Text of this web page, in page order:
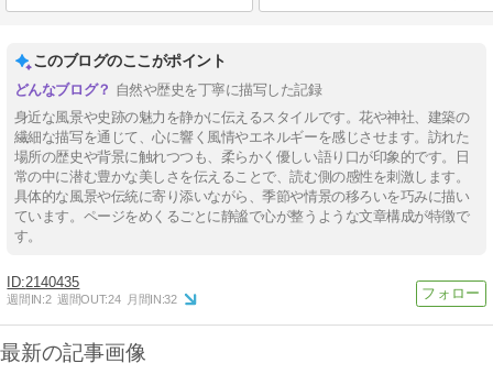
このブログのここがポイント
自然や歴史を丁寧に描写した記録
身近な風景や史跡の魅力を静かに伝えるスタイルです。花や神社、建築の
繊細な描写を通じて、心に響く風情やエネルギーを感じさせます。訪れた
場所の歴史や背景に触れつつも、柔らかく優しい語り口が印象的です。日
常の中に潜む豊かな美しさを伝えることで、読む側の感性を刺激します。
具体的な風景や伝統に寄り添いながら、季節や情景の移ろいを巧みに描い
ています。ページをめくるごとに静謐で心が整うような文章構成が特徴で
す。
2140435
週間IN:2 週間OUT:24 月間IN:32
最新の記事画像